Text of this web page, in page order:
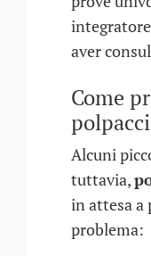
aver
Come
Alcuni
tuttavia,
in attesa a
problema: